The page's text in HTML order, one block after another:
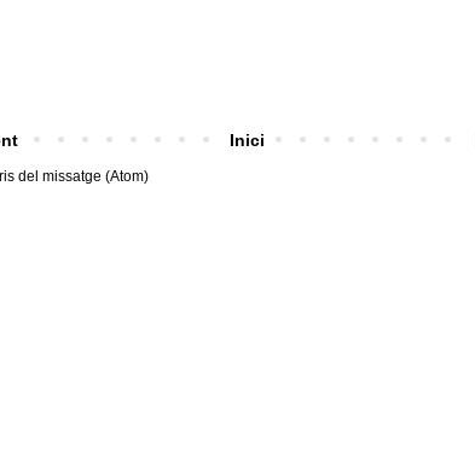
Inici
del missatge (Atom)